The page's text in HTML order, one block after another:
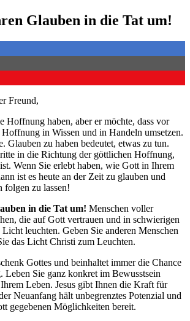
Glauben in die Tat um!
Freund,
Hoffnung haben, aber er möchte, dass vor
Hoffnung in Wissen und in Handeln umsetzen.
Glauben zu haben bedeutet, etwas zu tun.
in die Richtung der göttlichen Hoffnung,
Wenn Sie erlebt haben, wie Gott in Ihrem
ist es heute an der Zeit zu glauben und
folgen zu lassen!
in die Tat um! Menschen voller
die auf Gott vertrauen und in schwierigen
leuchten. Geben Sie anderen Menschen
das Licht Christi zum Leuchten.
Gottes und beinhaltet immer die Chance
Leben Sie ganz konkret im Bewusstsein
Leben. Jesus gibt Ihnen die Kraft für
Neuanfang hält unbegrenztes Potenzial und
gegebenen Möglichkeiten bereit.